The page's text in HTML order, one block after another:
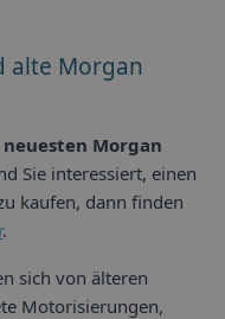
alte Morgan
neuesten Morgan
Sie interessiert, einen
kaufen, dann finden
.
sich von älteren
Motorisierungen,